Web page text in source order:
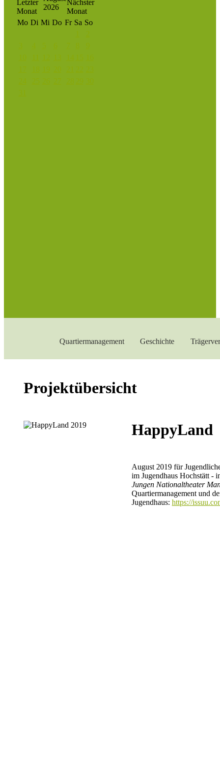
2026
Mo Di Mi Do Fr Sa So
2
3
4 5 6 7 8
9
10
12 13 14 15
16
17
18 19 20 21 22
23
24
25 26 27 28 29
30
31
Geschichte
Quartiermanagement
Projektübersicht
HappyLand
August 2019 für
im Jugendhaus Hochstätt -
Jungen Nationaltheater
Quartiermanagement und
Jugendhaus: https://